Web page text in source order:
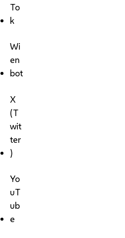
To
k
Wi
en
bot
X
(T
wit
ter
)
Yo
uT
ub
e